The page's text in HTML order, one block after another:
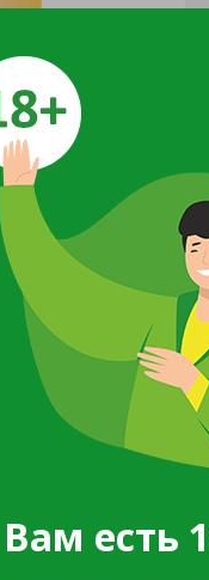
Вам есть
62 дня) сорт
полувертикальное
слабоморщинистой
г. Вкус отличный.
в
посадки: 30x30
как